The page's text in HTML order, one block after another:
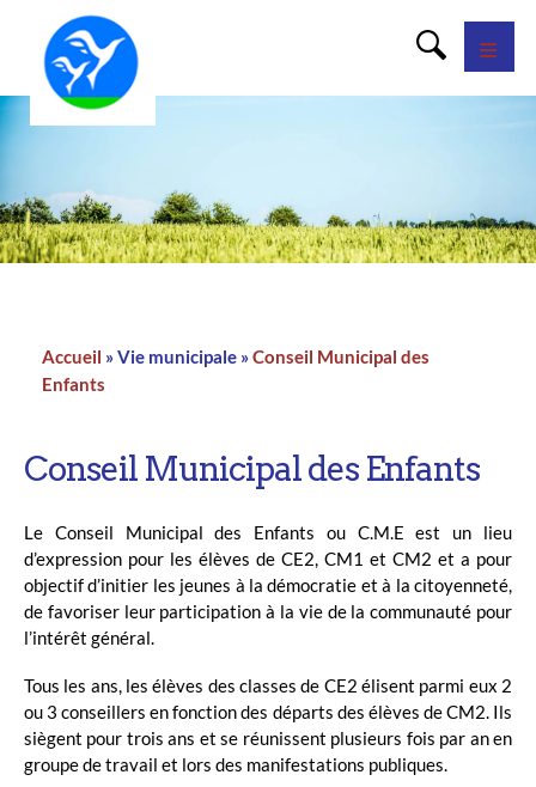
Fil
Accueil Vie municipale
Conseil Municipal des
Enfants
Conseil Municipal des Enfants
Le Conseil Municipal des Enfants ou C.M.E est un lieu
d’expression pour les élèves de CE2, CM1 et CM2 et a pour
objectif d’initier les jeunes à la démocratie et à la citoyenneté,
de favoriser leur participation à la vie de la communauté pour
l’intérêt général.
Tous les ans, les élèves des classes de CE2 élisent parmi eux 2
ou 3 conseillers en fonction des départs des élèves de CM2. Ils
siègent pour trois ans et se réunissent plusieurs fois par an en
groupe de travail et lors des manifestations publiques.
Panneau de gestion des cookies